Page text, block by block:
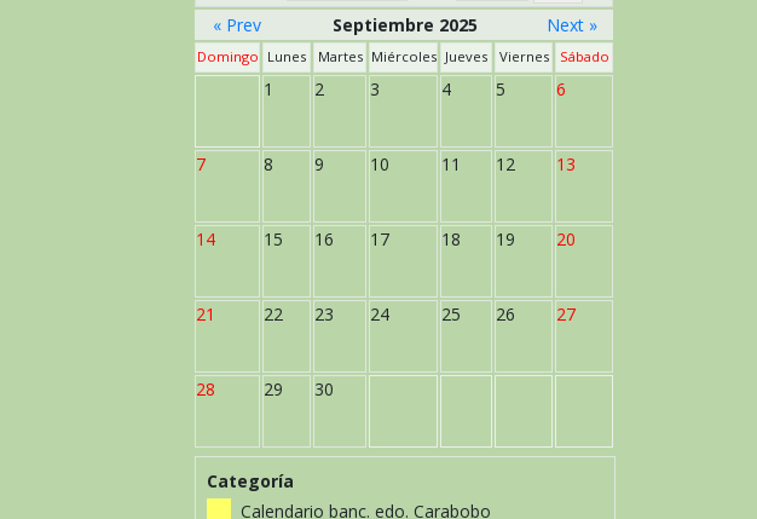
« Prev
Septiembre 2025 Next »
Domingo Lunes Martes Miércoles Jueves Viernes Sábado
1 2 3 4 5 6
7 8 9 10 11 12 13
14 15 16 17 18 19 20
21 22 23 24 25 26 27
28 29 30
Categoría
Calendario banc. edo. Carabobo